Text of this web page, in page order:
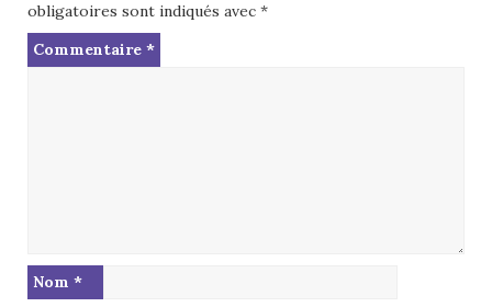
obligatoires sont indiqués avec *
Commentaire *
Nom *